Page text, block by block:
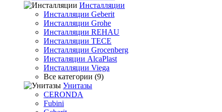
Инсталляции
Инсталляции Geberit
Инсталляции Grohe
Инсталляции REHAU
Инсталляции TECE
Инсталляции Grocenberg
Инсталяции AlcaPlast
Инсталляции Viega
Все категории (9)
Унитазы
CERONDA
Fubini